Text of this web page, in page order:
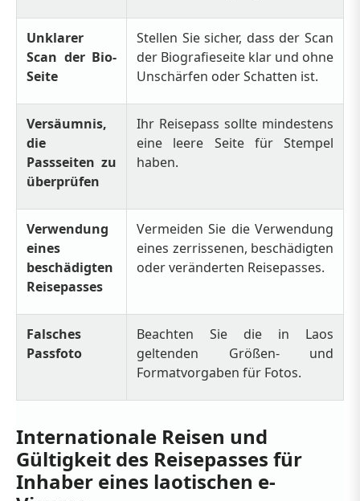
Unklarer
Scan der Bio-
Seite
Stellen Sie sicher, dass der Scan
der Biografieseite klar und ohne
Unschärfen oder Schatten ist.
Versäumnis,
die
Passseiten zu
überprüfen
Ihr Reisepass sollte mindestens
eine leere Seite für Stempel
haben.
Verwendung
eines
beschädigten
Reisepasses
Vermeiden Sie die Verwendung
eines zerrissenen, beschädigten
oder veränderten Reisepasses.
Falsches
Passfoto
Beachten Sie die in Laos
geltenden Größen- und
Formatvorgaben für Fotos.
Internationale Reisen und
Gültigkeit des Reisepasses für
Inhaber eines laotischen e-